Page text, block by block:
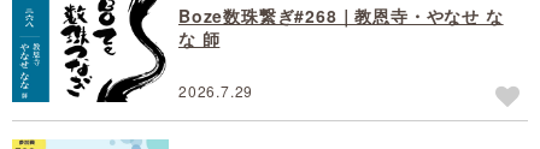
Boze数珠繋ぎ#268｜教恩寺・やなせ な
な 師
2026.7.29